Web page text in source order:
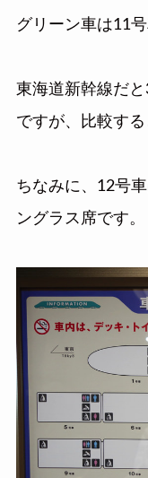
グリーン車は11
東海道新幹線だ
ですが、比較する
ちなみに、12号
ングラス席です。